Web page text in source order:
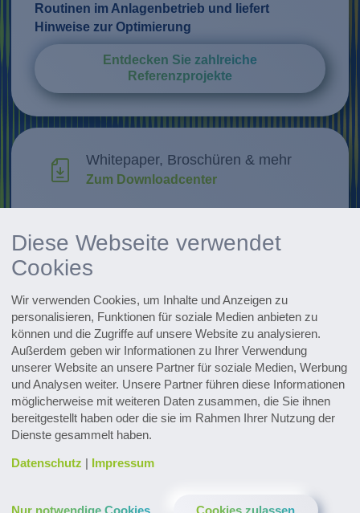
Diese Webseite verwendet
Cookies
Wir verwenden Cookies, um Inhalte und Anzeigen zu
personalisieren, Funktionen für soziale Medien anbieten zu
können und die Zugriffe auf unsere Website zu analysieren.
Außerdem geben wir Informationen zu Ihrer Verwendung
unserer Website an unsere Partner für soziale Medien, Werbung
und Analysen weiter. Unsere Partner führen diese Informationen
möglicherweise mit weiteren Daten zusammen, die Sie ihnen
bereitgestellt haben oder die sie im Rahmen Ihrer Nutzung der
Dienste gesammelt haben.
Datenschutz | Impressum
Routinen im Anlagenbetrieb und liefert
Hinweise zur Optimierung
Entdecken Sie zahlreiche
Referenzprojekte
Whitepaper, Broschüren & mehr
Zum Downloadcenter
Innovationen entdecken
Zu den Terminen
Zum Pharmaceutical Newsletter
anmelden